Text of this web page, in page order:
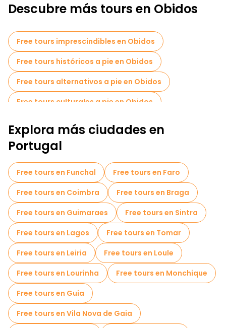
Descubre más tours en Obidos
Free tours imprescindibles en Obidos
Free tours históricos a pie en Obidos
Free tours alternativos a pie en Obidos
Free tours culturales a pie en Obidos
Free tours a pie para familias en Obidos
Explora más ciudades en
Portugal
Free tours en Funchal
Free tours en Faro
Free tours en Coimbra
Free tours en Braga
Free tours en Guimaraes
Free tours en Sintra
Free tours en Lagos
Free tours en Tomar
Free tours en Leiria
Free tours en Loule
Free tours en Lourinha
Free tours en Monchique
Free tours en Guia
Free tours en Vila Nova de Gaia